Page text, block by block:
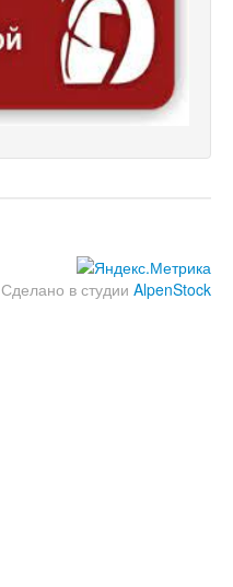
Сделано в студии AlpenStock